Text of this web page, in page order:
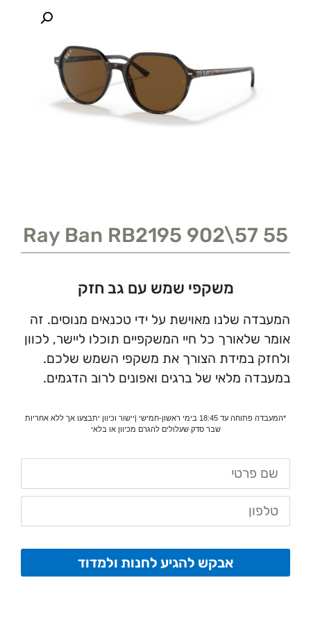
Ray Ban RB2195 902\57 55
משקפי שמש עם גב חזק
המעבדה שלנו מאוישת על ידי טכנאים מנוסים. זה
אומר שלאורך כל חיי המשקפיים תוכלו ליישר, לכוון
ולחזק במידת הצורך את משקפי השמש שלכם.
במעבדה מלאי של ברגים ואפונים לרוב הדגמים.
*המעבדה פתוחה עד 18:45 בימי ראשון-חמישי |יישור וכיוון יתבצעו אך ללא אחריות
שבר סדק שעלולים להגרם מכיוון או בלאי
אבקש להגיע לחנות ולמדוד